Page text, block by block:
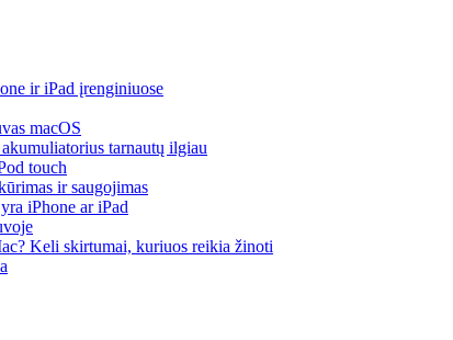
ir iPad įrenginiuose
macOS
tarnautų ilgiau
touch
ir saugojimas
iPhone ar iPad
Keli skirtumai, kuriuos reikia žinoti